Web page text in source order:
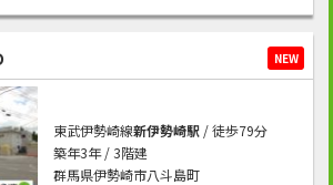
NEW
東武伊勢崎線新伊勢崎駅/ 徒歩79分
築年3年 / 3階建
群馬県伊勢崎市八斗島町